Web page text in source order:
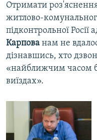
Отримати
житлово-
підконтрольної Росії
Карпова нам не
дізнавшись, хто
«найближчим часом
виїздах».